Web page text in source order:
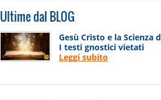
Ultime dal BLOG
Gesù Cristo e la Scienza
I testi gnostici vietati
Leggi subito